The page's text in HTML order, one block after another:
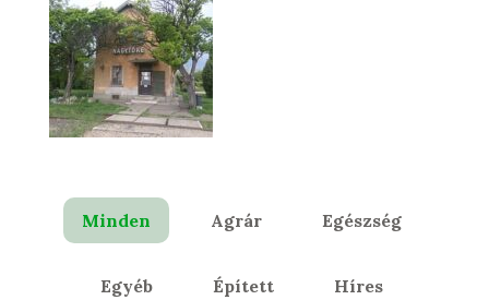
Minden Agrár Egészség
Egyéb Épített Híres